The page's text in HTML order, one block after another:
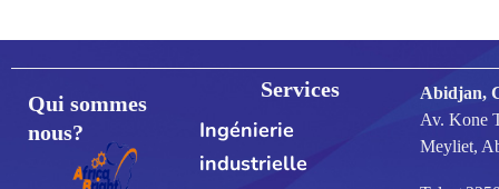
Qui sommes
nous?
Services
Ingénierie
industrielle
Abidjan,
Av. Kone
Meyliet,